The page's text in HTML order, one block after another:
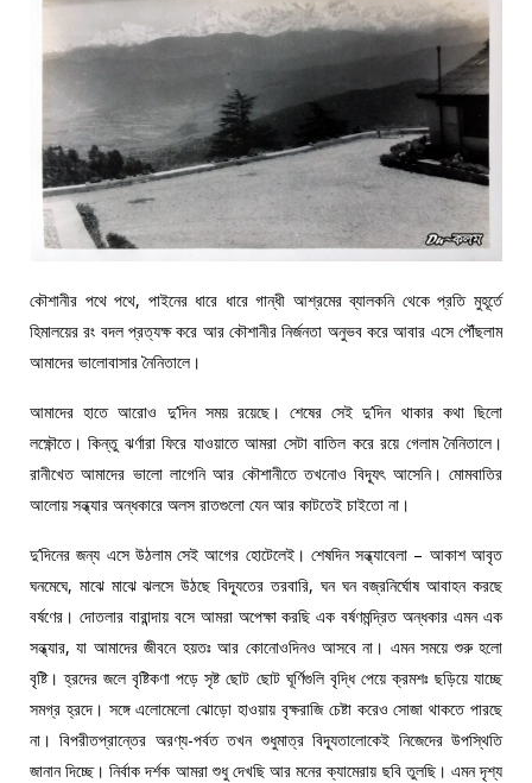
কৌশানীর পথে পথে, পাইনের ধারে ধারে গান্ধী আশ্রমের ব্যালকনি থেকে প্রতি মুহূর্তে
হিমালয়ের রং বদল প্রত্যক্ষ করে আর কৌশানীর নির্জনতা অনুভব করে আবার এসে পৌঁছলাম
আমাদের ভালোবাসার নৈনিতালে।
আমাদের হাতে আরোও দু’দিন সময় রয়েছে। শেষের সেই দু’দিন থাকার কথা ছিলো
লক্ষ্ণৌতে। কিন্তু ঝর্ণারা ফিরে যাওয়াতে আমরা সেটা বাতিল করে রয়ে গেলাম নৈনিতালে।
রানীখেত আমাদের ভালো লাগেনি আর কৌশানীতে তখনোও বিদ্যূৎ আসেনি। মোমবাতির
আলোয় সন্ধ্যার অন্ধকারে অলস রাতগুলো যেন আর কাটতেই চাইতো না।
দু’দিনের জন্য এসে উঠলাম সেই আগের হোটেলেই। শেষদিন সন্ধ্যাবেলা – আকাশ আবৃত
ঘনমেঘে, মাঝে মাঝে ঝলসে উঠছে বিদ্যূতের তরবারি, ঘন ঘন বজ্রনির্ঘোষ আবাহন করছে
বর্ষণের। দোতলার বারান্দায় বসে আমরা অপেক্ষা করছি এক বর্ষণমন্দ্রিত অন্ধকার এমন এক
সন্ধ্যার, যা আমাদের জীবনে হয়তঃ আর কোনোওদিনও আসবে না। এমন সময়ে শুরু হলো
বৃষ্টি। হ্রদের জলে বৃষ্টিকণা পড়ে সৃষ্ট ছোট ছোট ঘূর্ণিগুলি বৃদ্ধি পেয়ে ক্রমশঃ ছড়িয়ে যাচ্ছে
সমগ্র হ্রদে। সঙ্গে এলোমেলো ঝোড়ো হাওয়ায় বৃক্ষরাজি চেষ্টা করেও সোজা থাকতে পারছে
না। বিপরীতপ্রান্তের অরণ্য-পর্বত তখন শুধুমাত্র বিদ্যূতালোকেই নিজেদের উপস্থিতি
জানান দিচ্ছে। নির্বাক দর্শক আমরা শুধু দেখছি আর মনের ক্যামেরায় ছবি তুলছি। এমন দৃশ্য